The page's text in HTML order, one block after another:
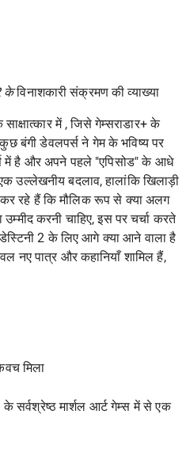
केविनाशकारी संक्रमण की व्याख्या
में , जिसेगेम्सराडार+के
बंगी डेवलपर्स ने गेम के भविष्य पर
में है और अपने पहले "एपिसोड" के आधे
उल्लेखनीय बदलाव, हालांकि खिलाड़ी
रहे हैं कि मौलिक रूप से क्या अलग
करनी चाहिए, इस पर चर्चा करते
2 के लिए आगे क्या आने वाला है
नए पात्र और कहानियाँ शामिल हैं,
मिला
सर्वश्रेष्ठ मार्शल आर्ट गेम्स में से एक